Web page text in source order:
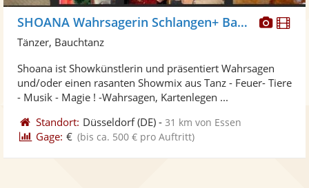
Fotos
SHOANA Wahrsagerin Schlangen+ Bauchtanz
Tänzer, Bauchtanz
Shoana ist Showkünstlerin und präsentiert Wahrsagen
und/oder einen rasanten Showmix aus Tanz - Feuer- Tiere
- Musik - Magie ! -Wahrsagen, Kartenlegen ...
Standort: Düsseldorf(DE) -31 km von Essen
Gage: € (bis ca. 500 € pro Auftritt)